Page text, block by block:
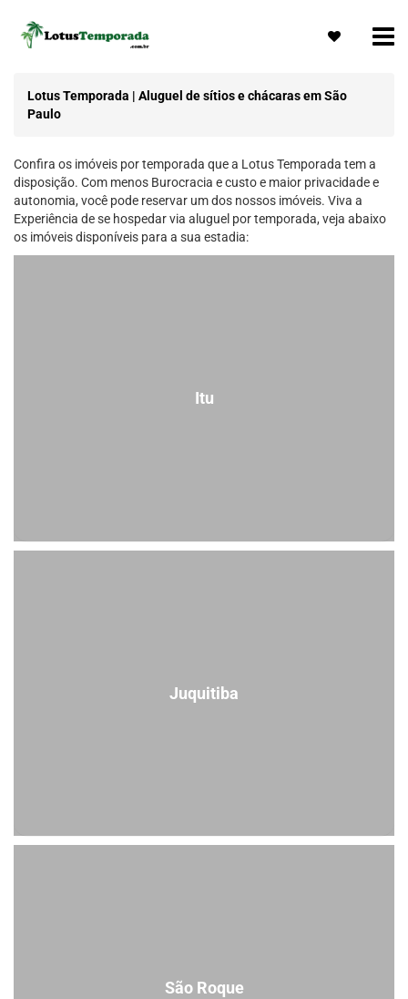
Lotus Temporada | Aluguel de sítios e chácaras em São
Paulo
Confira os imóveis por temporada que a Lotus Temporada tem a
disposição. Com menos Burocracia e custo e maior privacidade e
autonomia, você pode reservar um dos nossos imóveis. Viva a
Experiência de se hospedar via aluguel por temporada, veja abaixo
os imóveis disponíveis para a sua estadia:
Itu
Juquitiba
São Roque